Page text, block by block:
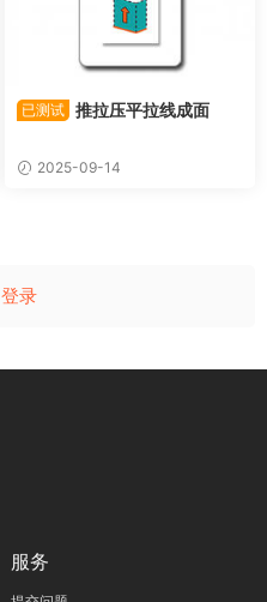
已测试 推拉压平拉线成面
2025-09-14
登录
服务